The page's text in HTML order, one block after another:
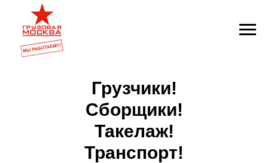
Грузчики!
Сборщики!
Такелаж!
Транспорт!